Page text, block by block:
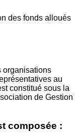
des fonds alloués
organisations
au
constitué sous la
de Gestion
composée :